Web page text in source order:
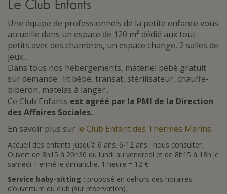
Le Club Enfants
Une équipe de professionnels de la petite enfance vous
accueille dans un espace de 120 m² dédié aux tout-
petits avec des chambres, un espace change, 2 salles de
jeux...
Dans tous nos hébergements, matériel bébé gratuit
sur demande : lit bébé, transat, stérilisateur, chauffe-
biberon, matelas à langer...
Ce Club Enfants est agréé par la PMI de la Direction
des Affaires Sociales.
En savoir plus sur le Club Enfant des Thermes Marins.
Accueil des enfants jusqu’à 6 ans. 6-12 ans : nous consulter.
Ouvert de 8h15 à 20h30 du lundi au vendredi et de 8h15 à 18h le
samedi. Fermé le dimanche. 1 heure = 12 €.
Service baby-sitting : proposé en dehors des horaires
d’ouverture du club (sur réservation).